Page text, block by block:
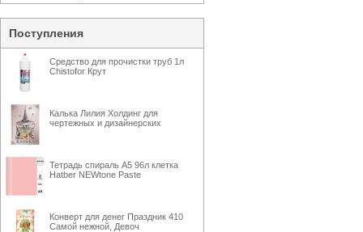
Поступления
Средство для прочистки труб 1л
Chistofor Крут
Калька Лилия Холдинг для
чертежных и дизайнерских
Тетрадь спираль А5 96л клетка
Hatber NEWtone Paste
Конверт для денег Праздник 410
Самой нежной, Девоч